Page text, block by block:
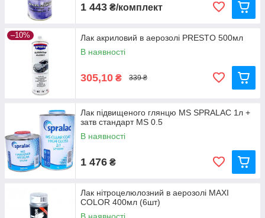
1 443 ₴/комплект
–10%
Лак акриловий в аерозолі PRESTO 500мл
В наявності
305,10 ₴ 339 ₴
Лак підвищеного глянцю MS SPRALAC 1л +
затв стандарт MS 0.5
В наявності
1 476 ₴
Лак нітроцелюлозний в аерозолі MAXI
COLOR 400мл (6шт)